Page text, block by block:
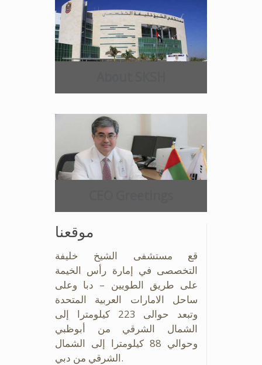
موقعنا
قع مستشفى الشيخ خليفة
التخصصى في إمارة رأس الخيمة
على طريق الطويين – دبا وعلى
ساحل الامارات العربية المتحدة
وتبعد حوالى 223 كيلومترا إلى
الشمال الشرقي من أبوظبي
وحوالي 88 كيلومترا إلى الشمال
الشرقي من دبي.